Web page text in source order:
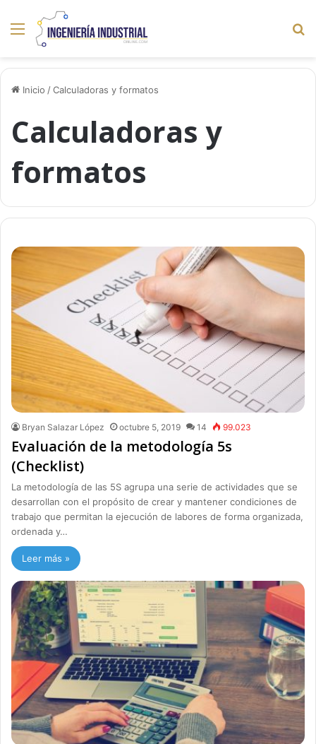
Menú
Inicio /Calculadoras y formatos
Calculadoras y
formatos
Bryan Salazar López octubre 5, 2019 14 99.023
Evaluación de la metodología 5s
(Checklist)
La metodología de las 5S agrupa una serie de actividades que se
desarrollan con el propósito de crear y mantener condiciones de
trabajo que permitan la ejecución de labores de forma organizada,
ordenada y…
Leer más »